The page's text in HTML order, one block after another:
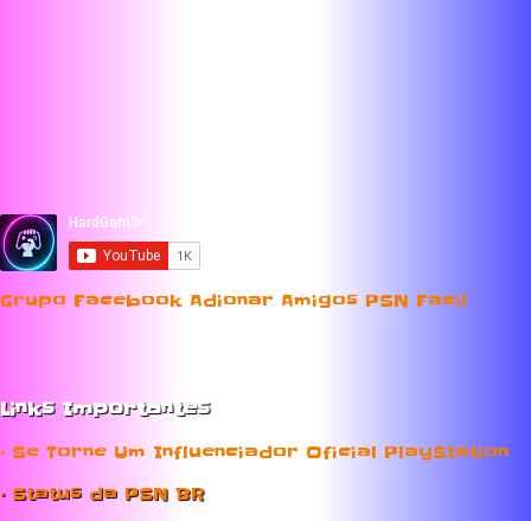
Grupo Facebook Adionar Amigos PSN Facil
Links Importantes
• Se Torne Um Influenciador Oficial PlayStation
• Status da PSN BR